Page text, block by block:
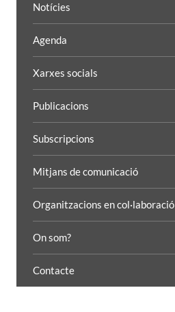
Notícies
Agenda
Xarxes socials
Publicacions
Subscripcions
Mitjans de comunicació
Organitzacions en col·laboració
On som?
Contacte